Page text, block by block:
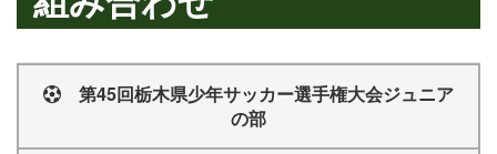
第45回栃木県少年サッカー選手権大会ジュニア
の部